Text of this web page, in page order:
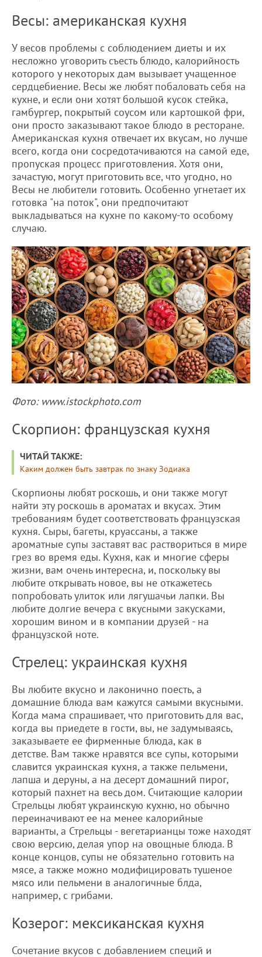
Весы: американская кухня
У весов проблемы с соблюдением диеты и их
несложно уговорить съесть блюдо, калорийность
которого у некоторых дам вызывает учащенное
сердцебиение. Весы же любят побаловать себя на
кухне, и если они хотят большой кусок стейка,
гамбургер, покрытый соусом или картошкой фри,
они просто заказывают такое блюдо в ресторане.
Американская кухня отвечает их вкусам, но лучше
всего, когда они сосредотачиваются на самой еде,
пропуская процесс приготовления. Хотя они,
зачастую, могут приготовить все, что угодно, но
Весы не любители готовить. Особенно угнетает их
готовка "на поток", они предпочитают
выкладываться на кухне по какому-то особому
случаю.
Фото: www.istockphoto.com
Скорпион: французская кухня
ЧИТАЙ ТАКЖЕ:
Каким должен быть завтрак по знаку Зодиака
Скорпионы любят роскошь, и они также могут
найти эту роскошь в ароматах и вкусах. Этим
требованиям будет соответствовать французская
кухня. Сыры, багеты, круассаны, а также
ароматные супы заставят вас раствориться в мире
грез во время еды. Кухня, как и многие сферы
жизни, вам очень интересна, и, поскольку вы
любите открывать новое, вы не откажетесь
попробовать улиток или лягушачьи лапки. Вы
любите долгие вечера с вкусными закусками,
хорошим вином и в компании друзей - на
французской ноте.
Стрелец: украинская кухня
Вы любите вкусно и лаконично поесть, а
домашние блюда вам кажутся самыми вкусными.
Когда мама спрашивает, что приготовить для вас,
когда вы приедете в гости, вы, не задумываясь,
заказываете ее фирменные блюда, как в
детстве. Вам также нравятся все супы, которыми
славится украинская кухня, а также пельмени,
лапша и деруны, а на десерт домашний пирог,
который пахнет на весь дом. Считающие калории
Стрельцы любят украинскую кухню, но обычно
переиначивают ее на менее калорийные
варианты, а Стрельцы - вегетарианцы тоже находят
свою версию, делая упор на овощные блюда. В
конце концов, супы не обязательно готовить на
мясе, а также можно модифицировать тушеное
мясо или пельмени в аналогичные блда,
например, с грибами.
Козерог: мексиканская кухня
Сочетание вкусов с добавлением специй и